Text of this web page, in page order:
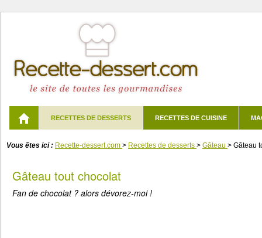
RECETTES DE DESSERTS RECETTES DE CUISINE
Vous êtes ici : Recette-dessert.com > Recettes de desserts > Gâteau > Gâteau
Gâteau tout chocolat
Fan de chocolat ? alors dévorez-moi !